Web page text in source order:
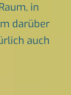
in
darüber
auch